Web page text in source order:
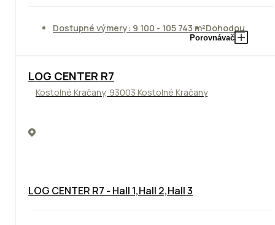
Dostupné výmery: 9 100 - 105 743 m²Dohodou
Porovnávač
TOP
LOG CENTER R7
Kostolné Kračany, 93003 Kostolné Kračany
LOG CENTER R7 - Hall 1,Hall 2,Hall 3